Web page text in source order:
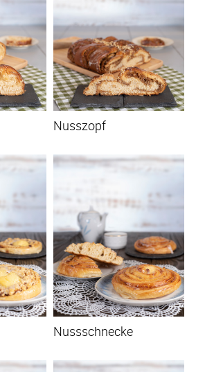
Nusszopf
Nussschnecke